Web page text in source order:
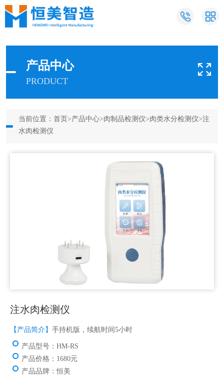
产品中心
PRODUCT
当前位置： 首页 >产品中心>肉制品检测仪>肉类水分检测仪>注
水肉检测仪
注水肉检测仪
【产品简介】 手持机版，续航时间5小时
产品型号：HM-RS
产品价格：1680元
产品品牌：恒美